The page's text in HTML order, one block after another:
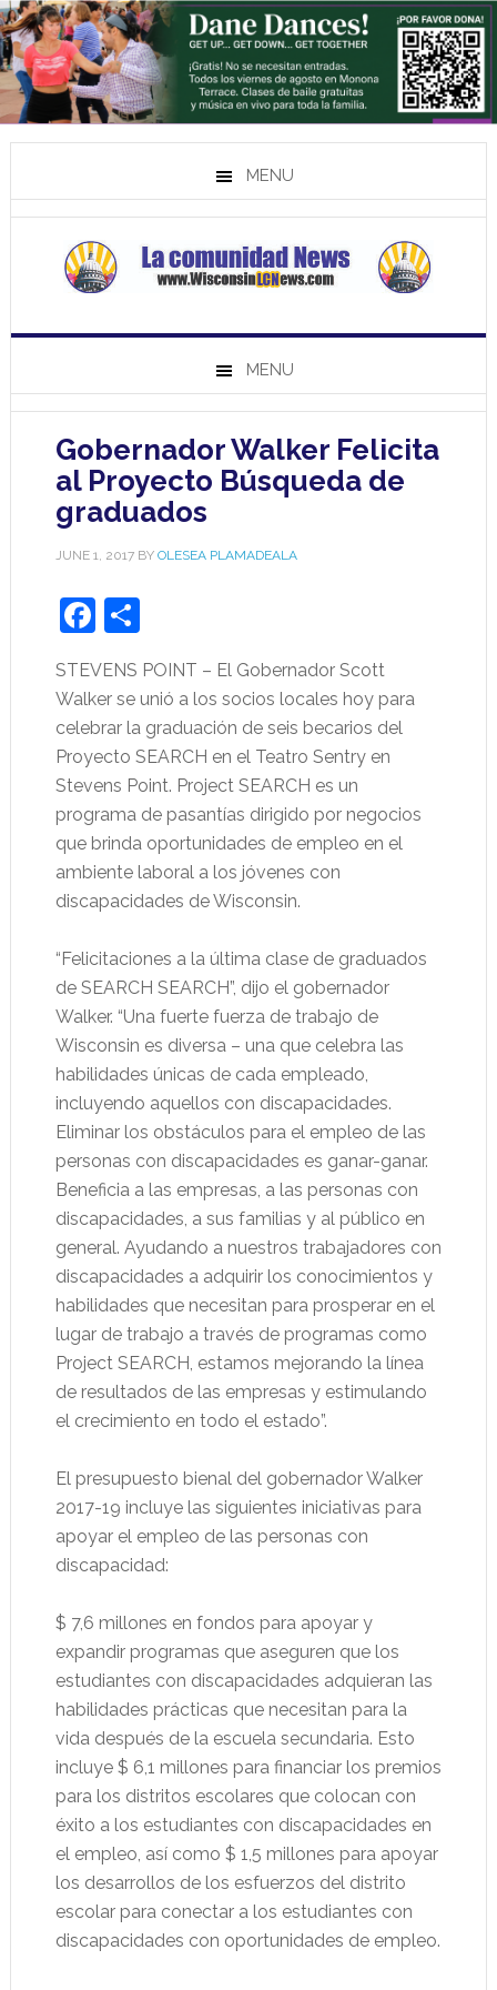
MENU
MENU
Gobernador Walker Felicita
al Proyecto Búsqueda de
graduados
JUNE 1, 2017BY OLESEA PLAMADEALA
Facebook
Share
STEVENS POINT – El Gobernador Scott
Walker se unió a los socios locales hoy para
celebrar la graduación de seis becarios del
Proyecto SEARCH en el Teatro Sentry en
Stevens Point. Project SEARCH es un
programa de pasantías dirigido por negocios
que brinda oportunidades de empleo en el
ambiente laboral a los jóvenes con
discapacidades de Wisconsin.
“Felicitaciones a la última clase de graduados
de SEARCH SEARCH”, dijo el gobernador
Walker. “Una fuerte fuerza de trabajo de
Wisconsin es diversa – una que celebra las
habilidades únicas de cada empleado,
incluyendo aquellos con discapacidades.
Eliminar los obstáculos para el empleo de las
personas con discapacidades es ganar-ganar.
Beneficia a las empresas, a las personas con
discapacidades, a sus familias y al público en
general. Ayudando a nuestros trabajadores con
discapacidades a adquirir los conocimientos y
habilidades que necesitan para prosperar en el
lugar de trabajo a través de programas como
Project SEARCH, estamos mejorando la línea
de resultados de las empresas y estimulando
el crecimiento en todo el estado”.
El presupuesto bienal del gobernador Walker
2017-19 incluye las siguientes iniciativas para
apoyar el empleo de las personas con
discapacidad:
$ 7,6 millones en fondos para apoyar y
expandir programas que aseguren que los
estudiantes con discapacidades adquieran las
habilidades prácticas que necesitan para la
vida después de la escuela secundaria. Esto
incluye $ 6,1 millones para financiar los premios
para los distritos escolares que colocan con
éxito a los estudiantes con discapacidades en
el empleo, así como $ 1,5 millones para apoyar
los desarrollos de los esfuerzos del distrito
escolar para conectar a los estudiantes con
discapacidades con oportunidades de empleo.